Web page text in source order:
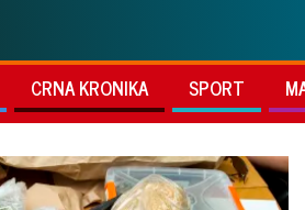
CRNA KRONIKA SPORT